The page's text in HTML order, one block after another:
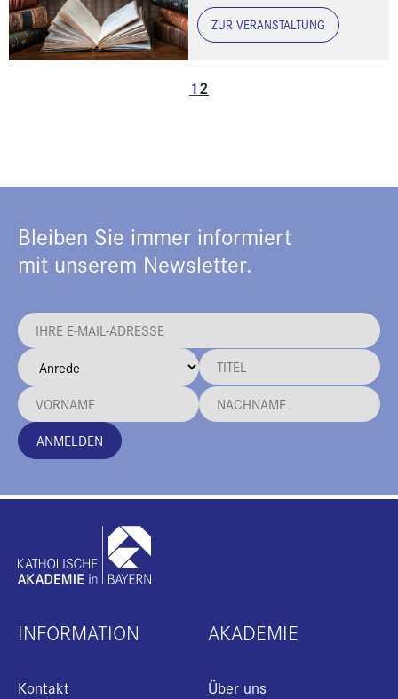
ZUR VERANSTALTUNG
12
Bleiben Sie immer informiert
mit unserem Newsletter.
ANMELDEN
INFORMATION
Kontakt
AKADEMIE
Über uns